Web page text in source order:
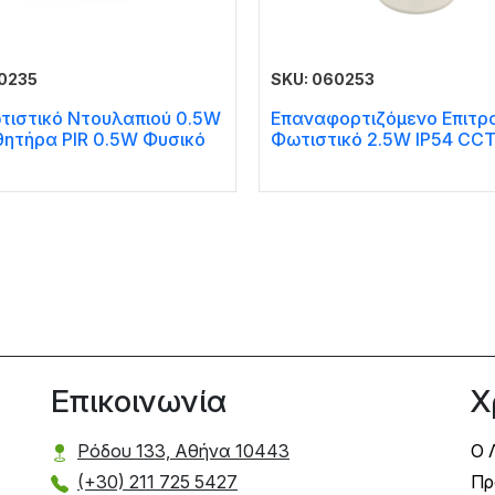
Ντουλαπιού 0.5W
PIR 0.5W Φυσικό
SKU: 060253
Επαναφορτιζόμενο
Φωτιστικό 2.5W IP54 CCT
Επικοινωνία
Ρόδου 133, Αθήνα 10443
(+30) 211 725 5427
Ο